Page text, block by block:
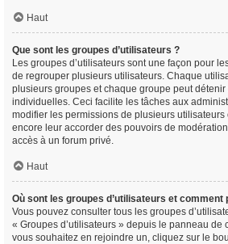
Haut
Que sont les groupes d’utilisateurs ?
Les groupes d’utilisateurs sont une façon pour
de regrouper plusieurs utilisateurs. Chaque
plusieurs groupes et chaque groupe peut
individuelles. Ceci facilite les tâches aux
modifier les permissions de plusieurs utilisateurs
encore leur accorder des pouvoirs de
accès à un forum privé.
Haut
Où sont les groupes d’utilisateurs et comment
Vous pouvez consulter tous les groupes
« Groupes d’utilisateurs » depuis le panneau de
vous souhaitez en rejoindre un, cliquez sur le